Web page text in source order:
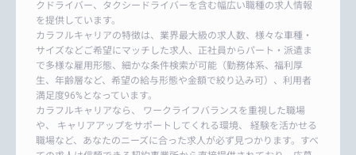
クドライバー、タクシードライバーを含む幅広い職種の求人情報
を提供しています。
カラフルキャリアの特徴は、業界最大級の求人数、様々な車種・
サイズなどご希望にマッチした求人、正社員からパート・派遣ま
で多様な雇用形態、細かな条件検索が可能（勤務体系、福利厚
生、年齢層など、希望の給与形態や金額で絞り込み可）、利用者
満足度96%となっています。
カラフルキャリアなら、 ワークライフバランスを重視した職場
や、 キャリアアップをサポートしてくれる環境、 経験を活かせる
職場など、あなたのニーズに合った求人が必ず見つかります。すべ